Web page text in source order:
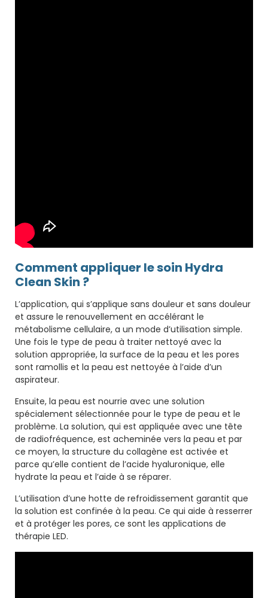
Comment appliquer le soin Hydra
Clean Skin ?
L’application, qui s’applique sans douleur et sans douleur
et assure le renouvellement en accélérant le
métabolisme cellulaire, a un mode d’utilisation simple.
Une fois le type de peau à traiter nettoyé avec la
solution appropriée, la surface de la peau et les pores
sont ramollis et la peau est nettoyée à l’aide d’un
aspirateur.
Ensuite, la peau est nourrie avec une solution
spécialement sélectionnée pour le type de peau et le
problème. La solution, qui est appliquée avec une tête
de radiofréquence, est acheminée vers la peau et par
ce moyen, la structure du collagène est activée et
parce qu’elle contient de l’acide hyaluronique, elle
hydrate la peau et l’aide à se réparer.
L’utilisation d’une hotte de refroidissement garantit que
la solution est confinée à la peau. Ce qui aide à resserrer
et à protéger les pores, ce sont les applications de
thérapie LED.